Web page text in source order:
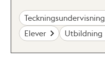
Teckningsundervisning
Elever
Utbildning